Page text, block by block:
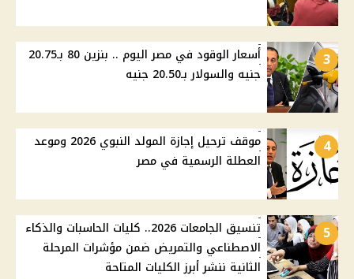
3
أسعار الوقود في مصر اليوم .. بنزين 80 بـ20.75
جنيه والسولار بـ20.50 جنيه
4
موقف ترحيل إجازة المولد النبوي 2026 وموعد
العطلة الرسمية في مصر
5
تنسيق الجامعات 2026.. كليات الحاسبات والذكاء
الاصطناعي والتمريض ضمن مؤشرات المرحلة
الثانية ننشر أبرز الكليات المتاحة